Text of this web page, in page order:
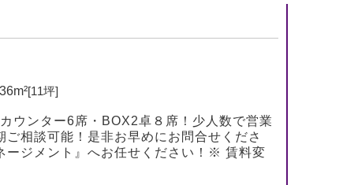
[11坪]
ウンター6席・BOX2卓８席！少人数で営業
相談可能！是非お早めにお問合せくださ
ージメント』へお任せください！※ 賃料変